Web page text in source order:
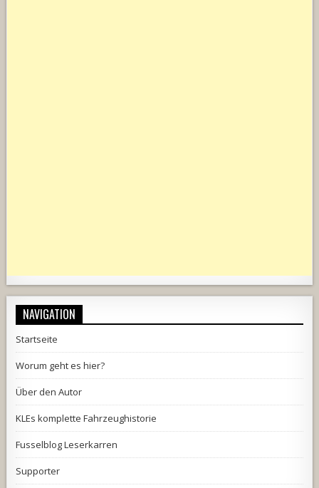
NAVIGATION
Startseite
Worum geht es hier?
Über den Autor
KLEs komplette Fahrzeughistorie
Fusselblog Leserkarren
Supporter